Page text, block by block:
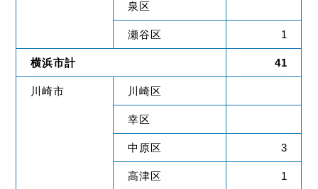
泉区
瀬谷区 1
横浜市計 41
川崎市 川崎区
幸区
中原区 3
高津区 1